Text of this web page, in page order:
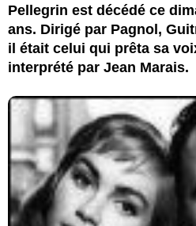
Pellegrin est décédé ce
ans. Dirigé par Pagnol,
il était celui qui prêta sa
interprété par Jean Marais.